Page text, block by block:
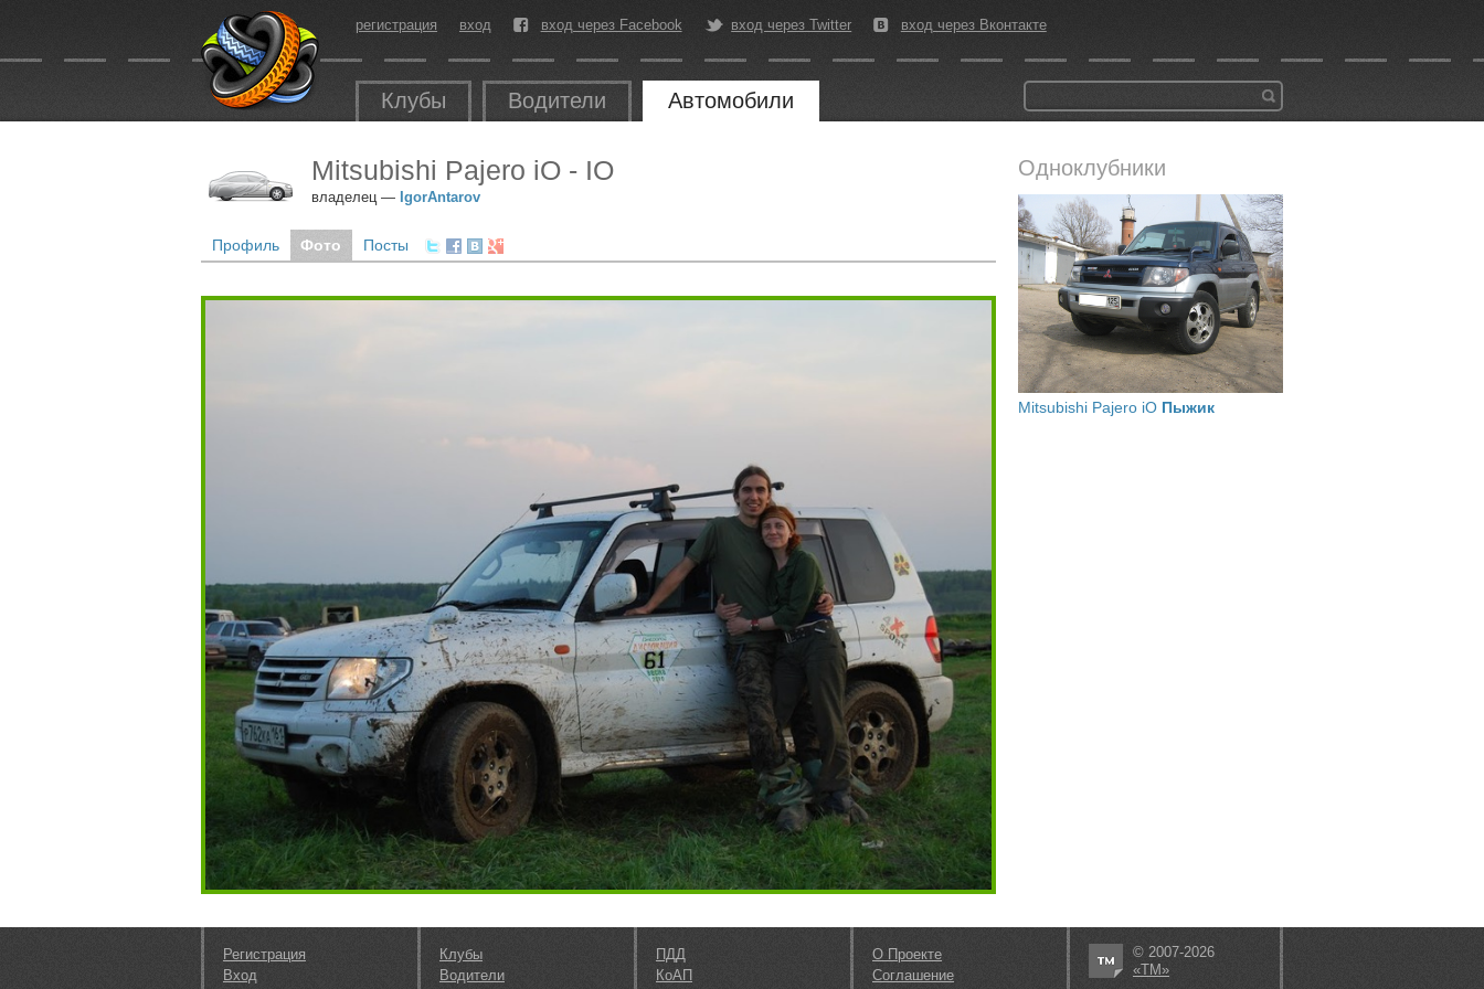
регистрация вход вход через Facebook вход через Twitter вход через Вконтакте
Клубы Водители Автомобили
Одноклубники
Mitsubishi Pajero iO Пыжик
Mitsubishi Pajero iO - IO
владелец — IgorAntarov
Профиль Фото Посты
Регистрация
Вход
Клубы
Водители
ПДД
КоАП
О Проекте
Соглашение
© 2007-2026
«ТМ»